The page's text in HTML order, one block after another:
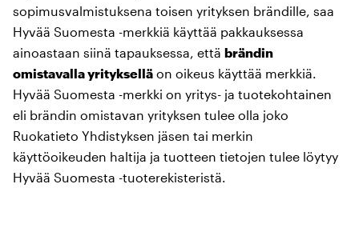
sopimusvalmistuksena toisen yrityksen brändille, saa
Hyvää Suomesta -merkkiä käyttää pakkauksessa
ainoastaan siinä tapauksessa, että brändin
omistavalla yrityksellä on oikeus käyttää merkkiä.
Hyvää Suomesta -merkki on yritys- ja tuotekohtainen
eli brändin omistavan yrityksen tulee olla joko
Ruokatieto Yhdistyksen jäsen tai merkin
käyttöoikeuden haltija ja tuotteen tietojen tulee löytyy
Hyvää Suomesta -tuoterekisteristä.